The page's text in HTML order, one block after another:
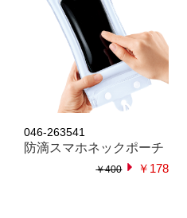
046-263541
防滴スマホネックポーチ
￥400 ￥178